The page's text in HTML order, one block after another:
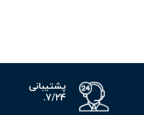
پشتیبانی
7/24.